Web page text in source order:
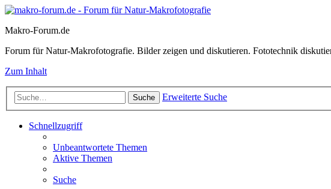
Makro-Forum.de
Forum für Natur-Makrofotografie. Bilder zeigen und diskutieren. Fototechnik
Zum Inhalt
Suche Erweiterte Suche
Schnellzugriff
Unbeantwortete Themen
Aktive Themen
Suche